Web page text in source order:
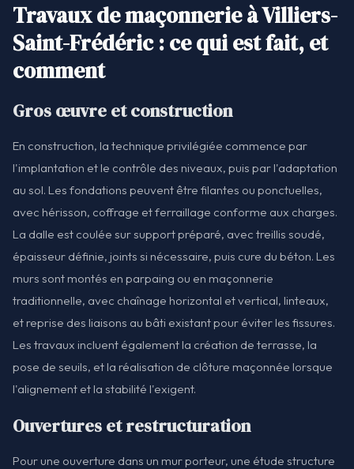
Travaux de maçonnerie à Villiers-
Saint-Frédéric : ce qui est fait, et
comment
Gros œuvre et construction
En construction, la technique privilégiée commence par
l'implantation et le contrôle des niveaux, puis par l'adaptation
au sol. Les fondations peuvent être filantes ou ponctuelles,
avec hérisson, coffrage et ferraillage conforme aux charges.
La dalle est coulée sur support préparé, avec treillis soudé,
épaisseur définie, joints si nécessaire, puis cure du béton. Les
murs sont montés en parpaing ou en maçonnerie
traditionnelle, avec chaînage horizontal et vertical, linteaux,
et reprise des liaisons au bâti existant pour éviter les fissures.
Les travaux incluent également la création de terrasse, la
pose de seuils, et la réalisation de clôture maçonnée lorsque
l'alignement et la stabilité l'exigent.
Ouvertures et restructuration
Pour une ouverture dans un mur porteur, une étude structure